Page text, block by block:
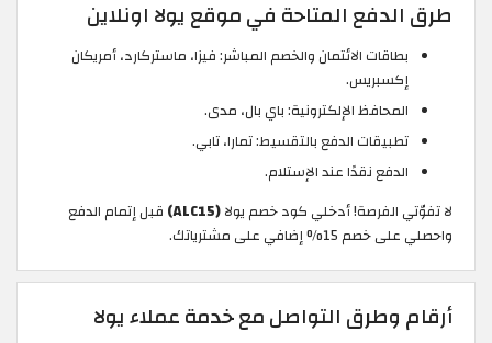
طرق الدفع المتاحة في موقع يولا اونلاين
بطاقات الائتمان والخصم المباشر: فيزا، ماستركارد، أمريكان
إكسبريس.
المحافظ الإلكترونية: باي بال، مدى.
تطبيقات الدفع بالتقسيط: تمارا، تابي.
الدفع نقدًا عند الإستلام.
لا تفوّتي الفرصة! أدخلي كود خصم يولا(ALC15)
قبل إتمام الدفع
واحصلي على خصم 15% إضافي على مشترياتك.
أرقام وطرق التواصل مع خدمة عملاء يولا